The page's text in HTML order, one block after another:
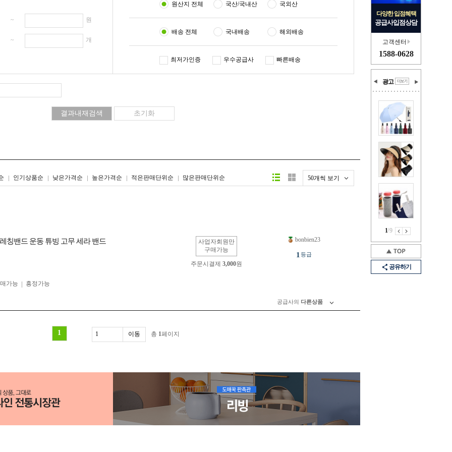
다양한 입점혜택
공급사입점상담
고객센터
1588-0628
광고
1/9
공유하기
~ 원
~ 개
원산지 전체 국산/국내산 국외산
배송 전체 국내배송 해외배송
최저가인증 우수공급사 빠른배송
인기상품순 낮은가격순 높은가격순 적은판매단위순 많은판매단위순 50개씩 보기
리스트형갤러리형
칭밴드 운동 튜빙 고무 세라 밴드
사업자회원만
구매가능
주문시결제 3,000원
가능 흥정가능
bonbien23
1 등급
공급사의 다른상품
1 총 1페이지